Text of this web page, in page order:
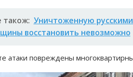
також: Уничтоженную
восстановить невозможно
атаки повреждены